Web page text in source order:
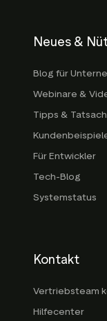
Neues &
Blog für
Webinare &
Tipps &
Für Entwickler
Tech-Blog
Systemstatus
Kontakt
Vertriebsteam
Hilfecenter